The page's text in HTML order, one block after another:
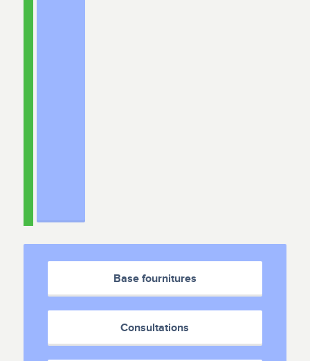
Base fournitures
Consultations